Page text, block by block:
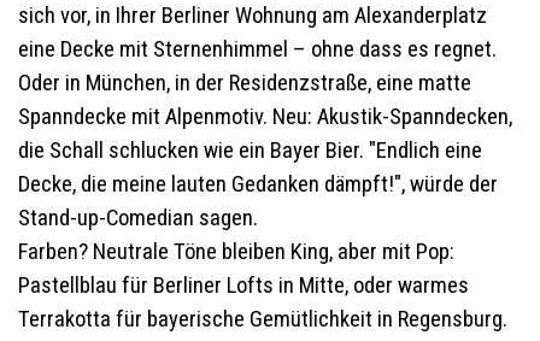
sich vor, in Ihrer Berliner Wohnung am Alexanderplatz
eine Decke mit Sternenhimmel – ohne dass es regnet.
Oder in München, in der Residenzstraße, eine matte
Spanndecke mit Alpenmotiv. Neu: Akustik-Spanndecken,
die Schall schlucken wie ein Bayer Bier. "Endlich eine
Decke, die meine lauten Gedanken dämpft!", würde der
Stand-up-Comedian sagen.
Farben? Neutrale Töne bleiben King, aber mit Pop:
Pastellblau für Berliner Lofts in Mitte, oder warmes
Terrakotta für bayerische Gemütlichkeit in Regensburg.